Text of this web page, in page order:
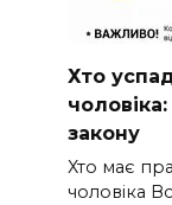
Хто
закону
Хто має
чоловіка